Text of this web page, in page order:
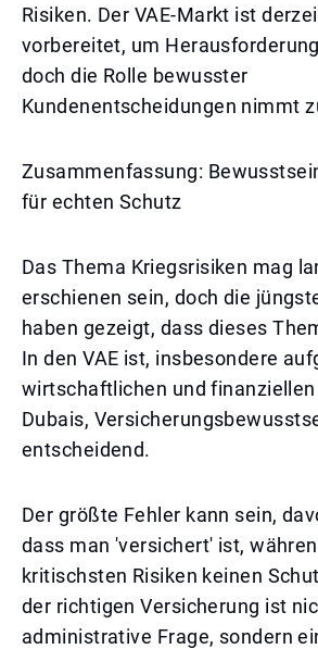
Risiken. Der VAE-Markt ist
vorbereitet, um
doch die Rolle bewusster
Kundenentscheidungen nimmt
Zusammenfassung:
für echten Schutz
Das Thema Kriegsrisiken mag
erschienen sein, doch die
haben gezeigt, dass dieses
In den VAE ist, insbesondere
wirtschaftlichen und
Dubais,
entscheidend.
Der größte Fehler kann sein,
dass man 'versichert' ist,
kritischsten Risiken keinen
der richtigen Versicherung ist
administrative Frage, sondern